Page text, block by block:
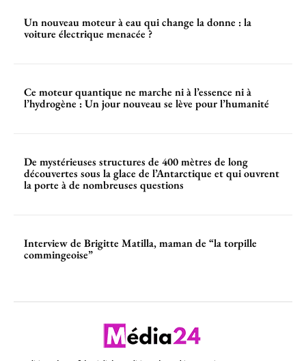
Un nouveau moteur à eau qui change la donne : la
voiture électrique menacée ?
Ce moteur quantique ne marche ni à l’essence ni à
l’hydrogène : Un jour nouveau se lève pour l’humanité
De mystérieuses structures de 400 mètres de long
découvertes sous la glace de l’Antarctique et qui ouvrent
la porte à de nombreuses questions
Interview de Brigitte Matilla, maman de “la torpille
commingeoise”